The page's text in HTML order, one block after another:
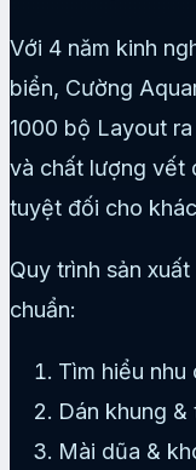
Với 4 năm kinh
biển, Cường
1000 bộ Layout
và chất lượng vết
tuyệt đối cho
Quy trình sản
chuẩn:
Tìm hiểu
Dán khung
Mài dũa &